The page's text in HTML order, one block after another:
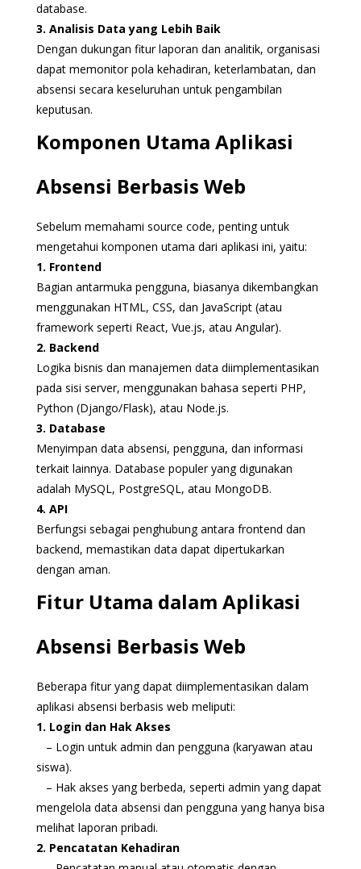
database.
3. Analisis Data yang Lebih Baik
Dengan dukungan fitur laporan dan analitik, organisasi
dapat memonitor pola kehadiran, keterlambatan, dan
absensi secara keseluruhan untuk pengambilan
keputusan.
Komponen Utama Aplikasi
Absensi Berbasis Web
Sebelum memahami source code, penting untuk
mengetahui komponen utama dari aplikasi ini, yaitu:
1. Frontend
Bagian antarmuka pengguna, biasanya dikembangkan
menggunakan HTML, CSS, dan JavaScript (atau
framework seperti React, Vue.js, atau Angular).
2. Backend
Logika bisnis dan manajemen data diimplementasikan
pada sisi server, menggunakan bahasa seperti PHP,
Python (Django/Flask), atau Node.js.
3. Database
Menyimpan data absensi, pengguna, dan informasi
terkait lainnya. Database populer yang digunakan
adalah MySQL, PostgreSQL, atau MongoDB.
4. API
Berfungsi sebagai penghubung antara frontend dan
backend, memastikan data dapat dipertukarkan
dengan aman.
Fitur Utama dalam Aplikasi
Absensi Berbasis Web
Beberapa fitur yang dapat diimplementasikan dalam
aplikasi absensi berbasis web meliputi:
1. Login dan Hak Akses
– Login untuk admin dan pengguna (karyawan atau
siswa).
– Hak akses yang berbeda, seperti admin yang dapat
mengelola data absensi dan pengguna yang hanya bisa
melihat laporan pribadi.
2. Pencatatan Kehadiran